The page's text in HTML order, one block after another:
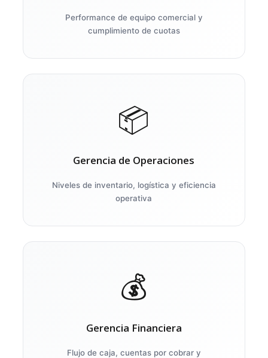
Performance de equipo comercial y
cumplimiento de cuotas
📦
Gerencia de Operaciones
Niveles de inventario, logística y eficiencia
operativa
💰
Gerencia Financiera
Flujo de caja, cuentas por cobrar y